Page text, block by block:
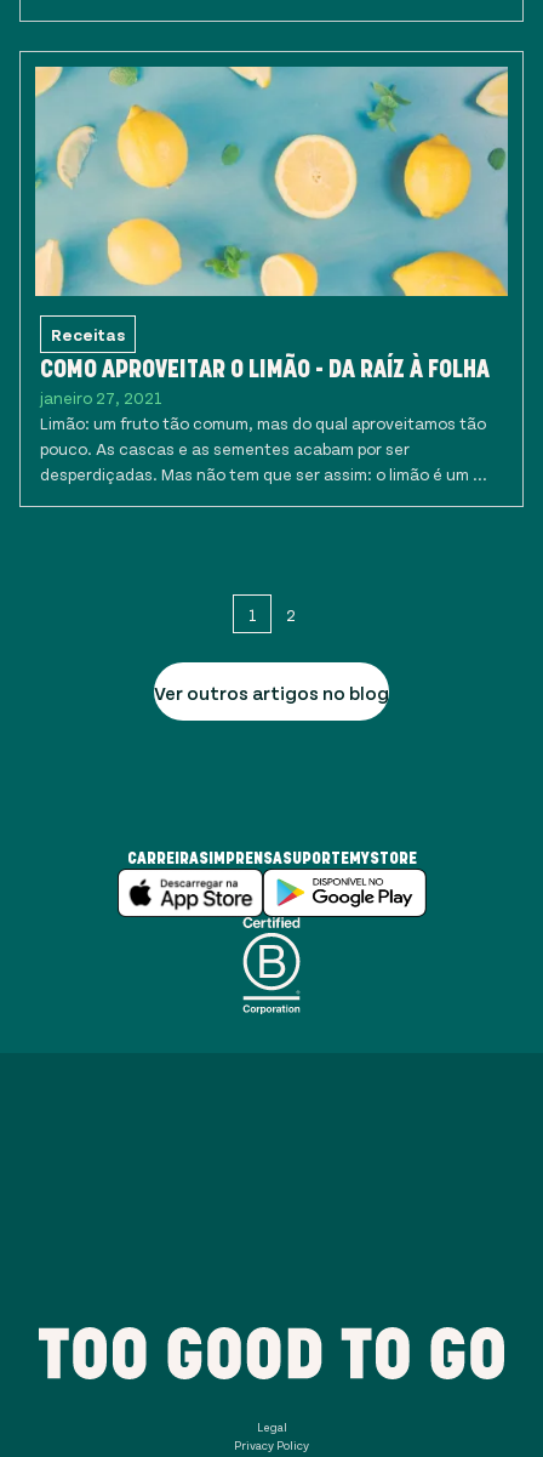
Receitas
COMO APROVEITAR O LIMÃO - DA RAÍZ À FOLHA
janeiro 27, 2021
Limão: um fruto tão comum, mas do qual aproveitamos tão
pouco. As cascas e as sementes acabam por ser
desperdiçadas. Mas não tem que ser assim: o limão é um ...
1 2
Ver outros artigos no blog
CARREIRASIMPRENSA SUPORTEMYSTORE
Legal
Privacy Policy